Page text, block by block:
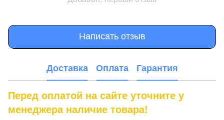
Написать отзыв
Доставка Оплата Гарантия
Перед оплатой на сайте уточните у
менеджера наличие товара!